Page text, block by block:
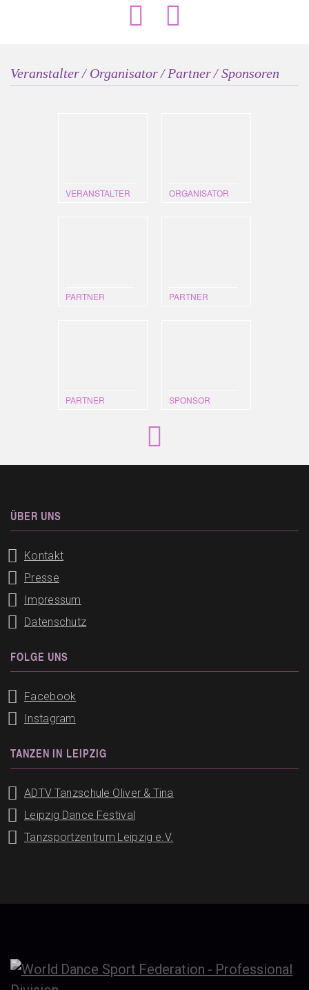
Veranstalter / Organisator / Partner / Sponsoren
VERANSTALTER ORGANISATOR
PARTNER PARTNER
PARTNER SPONSOR
ÜBER UNS
Kontakt
Presse
Impressum
Datenschutz
FOLGE UNS
Facebook
Instagram
TANZEN IN LEIPZIG
ADTV Tanzschule Oliver & Tina
Leipzig Dance Festival
Tanzsportzentrum Leipzig e.V.